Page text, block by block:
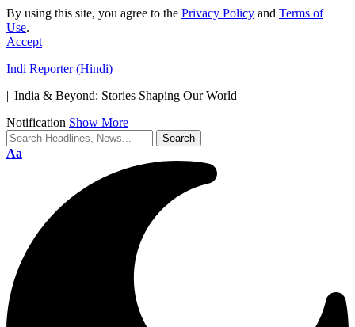
By using this site, you agree to the Privacy Policy and Terms of
Use.
Accept
Indi Reporter (Hindi)
|| India & Beyond: Stories Shaping Our World
Notification Show More
Font
Aa